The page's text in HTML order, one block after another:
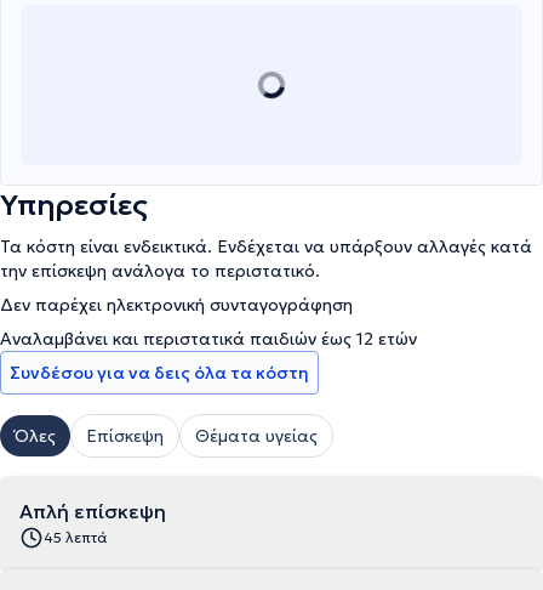
Υπηρεσίες
Τα κόστη είναι ενδεικτικά. Ενδέχεται να υπάρξουν αλλαγές κατά
την επίσκεψη ανάλογα το περιστατικό.
Δεν παρέχει ηλεκτρονική συνταγογράφηση
Αναλαμβάνει και περιστατικά παιδιών έως 12 ετών
Συνδέσου για να δεις όλα τα κόστη
Όλες Επίσκεψη Θέματα υγείας
Απλή επίσκεψη
45 λεπτά